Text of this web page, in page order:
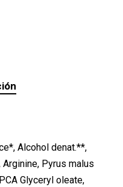
Alcohol denat.**,
Pyrus malus
Glyceryl oleate,